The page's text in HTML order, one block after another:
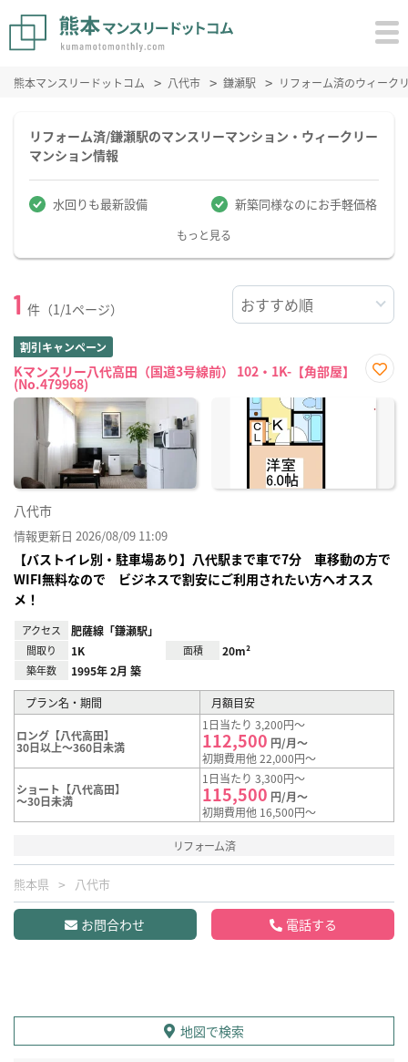
熊本マンスリードットコム 八代市 鎌瀬駅 リフォーム済のウィーク
リフォーム済/鎌瀬駅のマンスリーマンション・ウィークリー
マンション情報
水回りも最新設備 新築同様なのにお手軽価格
もっと見る
1 件（1/1ページ）
割引キャンペーン
Kマンスリー八代高田（国道3号線前） 102・1K-【角部屋】
(No.479968)
に入
り登
八代市
情報更新日 2026/08/09 11:09
【バストイレ別・駐車場あり】八代駅まで車で7分 車移動の方で
WIFI無料なので ビジネスで割安にご利用されたい方へオスス
メ！
アクセス 肥薩線「鎌瀬駅」
間取り 1K 面積 20m²
築年数 1995年 2月 築
プラン名・期間 月額目安
ロング【八代高田】
30日以上～360日未満
1日当たり 3,200円～
112,500 円/月～
初期費用他 22,000円～
ショート【八代高田】
～30日未満
1日当たり 3,300円～
115,500 円/月～
初期費用他 16,500円～
リフォーム済
熊本県 八代市
お問合わせ 電話する
地図で検索